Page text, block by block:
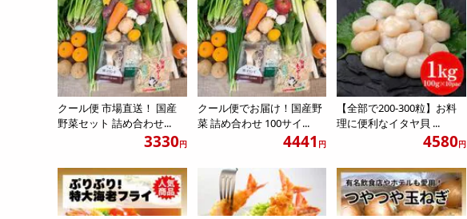
クール便 市場直送！ 国産
野菜セット 詰め合わせ...
3330円
クール便でお届け！国産野
菜 詰め合わせ 100サイ...
4441 円
【全部で200-300粒】お料
理に便利なイタヤ貝 ...
4580円